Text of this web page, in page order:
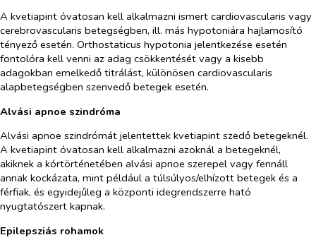
A kvetiapint óvatosan kell alkalmazni ismert cardiovascularis vagy
cerebrovascularis betegségben, ill. más hypotoniára hajlamosító
tényező esetén. Orthostaticus hypotonia jelentkezése esetén
fontolóra kell venni az adag csökkentését vagy a kisebb
adagokban emelkedő titrálást, különösen cardiovascularis
alapbetegségben szenvedő betegek esetén.
Alvási apnoe szindróma
Alvási apnoe szindrómát jelentettek kvetiapint szedő betegeknél.
A kvetiapint óvatosan kell alkalmazni azoknál a betegeknél,
akiknek a kórtörténetében alvási apnoe szerepel vagy fennáll
annak kockázata, mint például a túlsúlyos/elhízott betegek és a
férfiak, és egyidejűleg a központi idegrendszerre ható
nyugtatószert kapnak.
Epilepsziás rohamok